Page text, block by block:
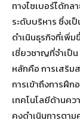
ทางไซเบอร์ได้ก
ระดับบริหาร ซึ่งเ
ดำเนินธุรกิจที่เพิ่
เชี่ยวชาญที่จำเป็
หลักคือ การเสริม
การเข้าถึงการฝึก
เทคโนโลยีด้านค
คงดำเนินการตา